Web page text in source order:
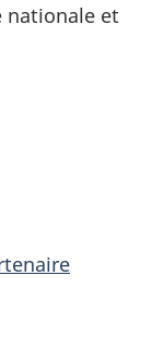
nationale et